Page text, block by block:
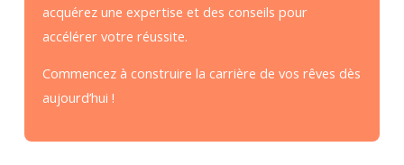
acquérez une expertise et des conseils pour
accélérer votre réussite.
Commencez à construire la carrière de vos rêves dès
aujourd’hui !